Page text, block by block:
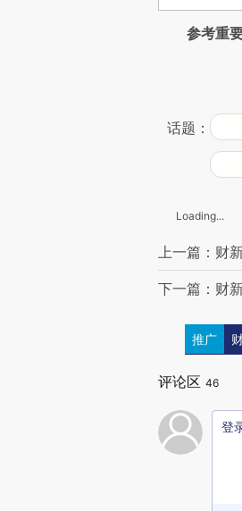
参考重
话题：
Loading...
上一篇：财
下一篇：财
推广
评论区 46
登